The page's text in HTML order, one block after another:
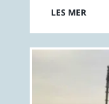
LES MER